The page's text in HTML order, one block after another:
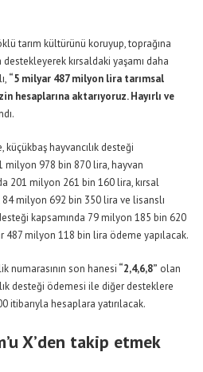
tarım kültürünü koruyup, toprağına
kırsaldaki yaşamı daha
“5 milyar 487 milyon lira tarımsal
aktarıyoruz. Hayırlı ve
hayvancılık desteği
978 bin 870 lira, hayvan
201 milyon 261 bin 160 lira, kırsal
84 milyon 692 bin 350 lira ve lisanslı
kapsamında 79 milyon 185 bin 620
milyon 118 bin lira ödeme yapılacak.
numarasının son hanesi “2,4,6,8” olan
desteği ödemesi ile diğer desteklere
itibarıyla hesaplara yatırılacak.
X’den takip etmek